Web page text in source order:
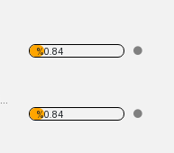
%0.84
Motor Kapağı Açma Kilidi 67-71
%0.84